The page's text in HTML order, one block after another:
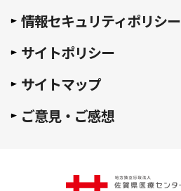
情報セキュリティポリシー
サイトポリシー
サイトマップ
ご意見・ご感想